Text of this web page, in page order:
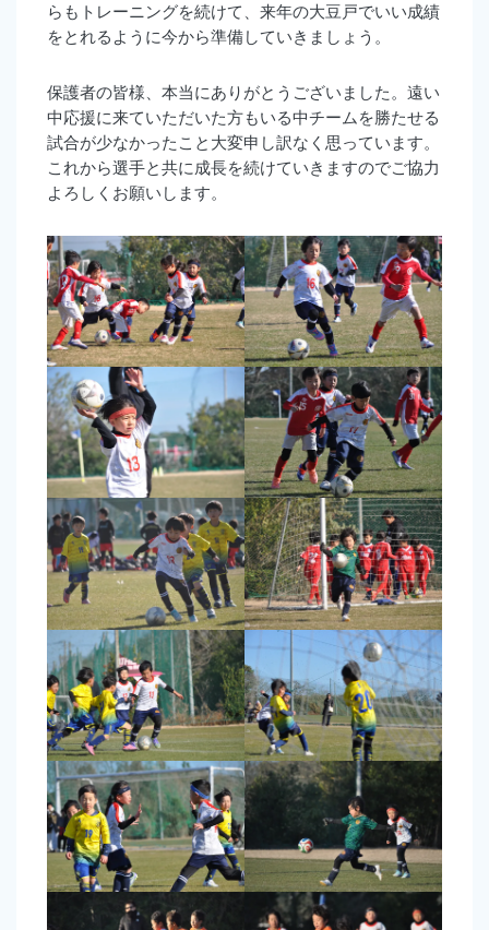
らもトレーニングを続けて、来年の大豆戸でいい成績
をとれるように今から準備していきましょう。
保護者の皆様、本当にありがとうございました。遠い
中応援に来ていただいた方もいる中チームを勝たせる
試合が少なかったこと大変申し訳なく思っています。
これから選手と共に成長を続けていきますのでご協力
よろしくお願いします。